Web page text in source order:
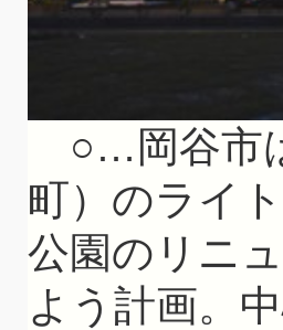
○…岡谷市
町）のライ
公園のリニ
よう計画。